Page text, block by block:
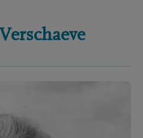
Verschaeve